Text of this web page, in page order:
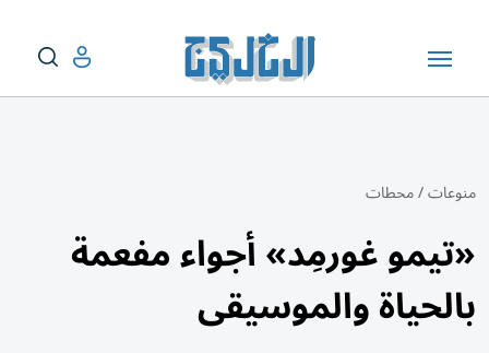
منوعات/محطات
«تيمو غورمِد» أجواء مفعمة
بالحياة والموسيقى